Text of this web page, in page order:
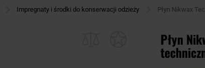
Impregnaty i środki do konserwacji odzieży Płyn Nikwax
Płyn